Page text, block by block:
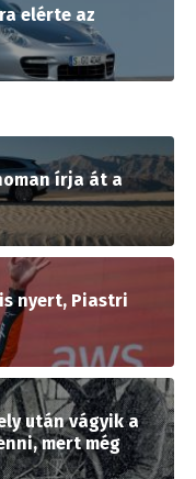
elérte az
írja át a
nyert, Piastri
után vágyik a
mert még